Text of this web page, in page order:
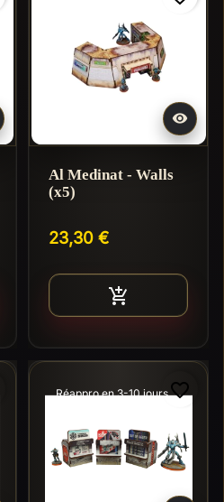

Al Medinat - Walls
(x5)
23,30 €

Réappro en 3-10 joursfavorite_border